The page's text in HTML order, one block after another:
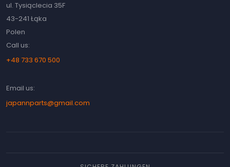
ul. Tysiąclecia 35F
43-241 Łąka
Polen
Call us:
+48 733 670 500
Email us:
japannparts@gmail.com